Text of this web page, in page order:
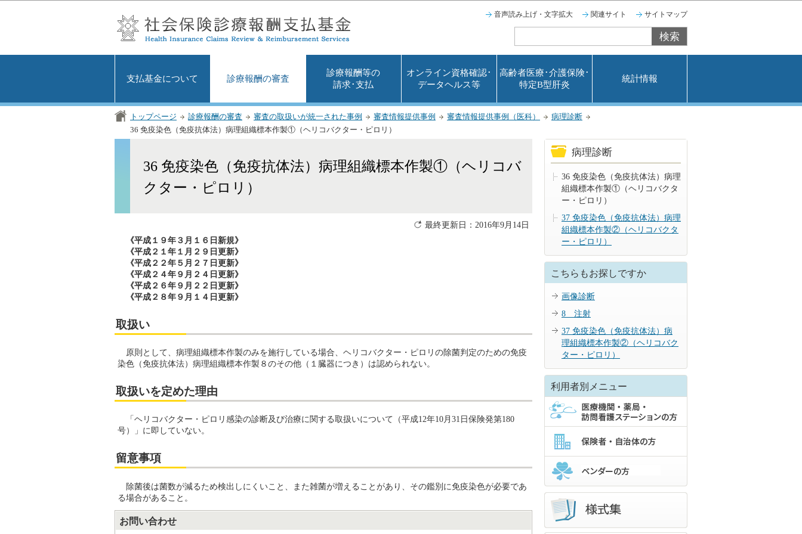
音声読み上げ・文字拡大 関連サイト サイトマップ
支払基金について 診療報酬の審査
診療報酬等の
請求･支払
オンライン資格確認･
データヘルス等
高齢者医療･介護保険･
特定B型肝炎
統計情報
トップページ 診療報酬の審査 審査の取扱いが統一された事例 審査情報提供事例 審査情報提供事例（医科）
病理診断
36 免疫染色（免疫抗体法）病理組織標本作製①（ヘリコバクター・ピロリ）
36 免疫染色（免疫抗体法）病理組織標本作製①（ヘリコバ
クター・ピロリ）
最終更新日：2016年9月14日
《平成１９年３月１６日新規》
《平成２１年１月２９日更新》
《平成２２年５月２７日更新》
《平成２４年９月２４日更新》
《平成２６年９月２２日更新》
《平成２８年９月１４日更新》
取扱い
原則として、病理組織標本作製のみを施行している場合、ヘリコバクター・ピロリの除菌判定のための免疫
染色（免疫抗体法）病理組織標本作製８のその他（１臓器につき）は認められない。
取扱いを定めた理由
「ヘリコバクター・ピロリ感染の診断及び治療に関する取扱いについて（平成12年10月31日保険発第180
号）」に即していない。
留意事項
除菌後は菌数が減るため検出しにくいこと、また雑菌が増えることがあり、その鑑別に免疫染色が必要であ
る場合があること。
お問い合わせ
病理診断
36 免疫染色（免疫抗体法）病理
組織標本作製①（ヘリコバクタ
ー・ピロリ）
37 免疫染色（免疫抗体法）病理
組織標本作製②（ヘリコバクタ
ー・ピロリ）
こちらもお探しですか
画像診断
8 注射
37 免疫染色（免疫抗体法）病
理組織標本作製②（ヘリコバク
ター・ピロリ）
利用者別メニュー